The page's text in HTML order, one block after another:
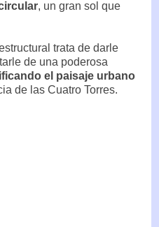
, un gran sol que
trata de darle
de una poderosa
el paisaje urbano
de las Cuatro Torres.